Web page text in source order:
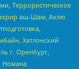
Террористическое
аш-Шам, Ахлю
Хатлонский
г. Оренбург,
Номана